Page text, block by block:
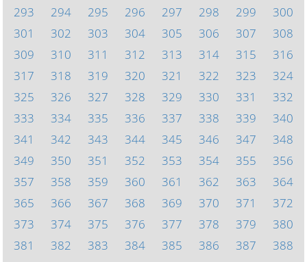
293
294 295 296 297 298 299
300
301
302 303 304 305 306 307
308
309
310 311 312 313 314 315
316
317
318 319 320 321 322 323
324
325
326 327 328 329 330 331
332
333
334 335 336 337 338 339
340
341
342 343 344 345 346 347
348
349
350 351 352 353 354 355
356
357
358 359 360 361 362 363
364
365
366 367 368 369 370 371
372
373
374 375 376 377 378 379
380
381
382 383 384 385 386 387
388